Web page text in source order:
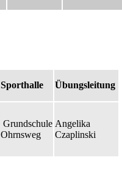
Sporthalle Übungsleitung
Grundschule
Ohrnsweg
Angelika
Czaplinski